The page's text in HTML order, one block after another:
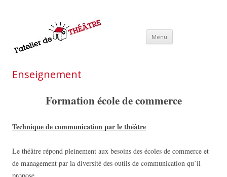
Menu
Enseignement
Formation école de commerce
Technique de communication par le théâtre
Le théâtre répond pleinement aux besoins des écoles de commerce et
de management par la diversité des outils de communication qu’il